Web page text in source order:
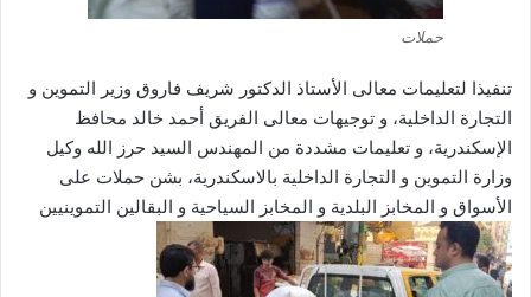
حملات
تنفيذا لتعليمات معالى الأستاذ الدكتور شريف فاروق وزير التموين و
التجارة الداخلية، و توجيهات معالى الفريق أحمد خالد محافظ
الإسكندرية، و تعليمات مشددة من المهندس السيد حرز الله وكيل
وزارة التموين و التجارة الداخلية بالاسكندرية، بشن حملات على
الأسواق و المخابز البلدية و المخابز السياحية و البقالين التموينيين